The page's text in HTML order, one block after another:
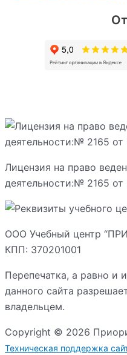
Лицензия на право
деятельности:№ 2165 от
ООО Учебный центр
КПП: 370201001
Перепечатка, а равно и
данного сайта
владельцем.
Copyright © 2026
Техническая поддержка